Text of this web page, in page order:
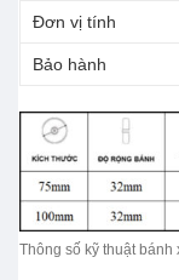
Đơn vị tính
Bảo hành
Thông số kỹ thuật